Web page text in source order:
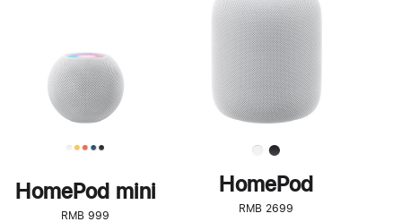
HomePod mini
RMB 999
了
解
HomePod<
HomePod
RMB 2699